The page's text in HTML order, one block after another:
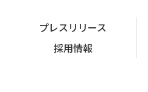
プレスリリース
採用情報